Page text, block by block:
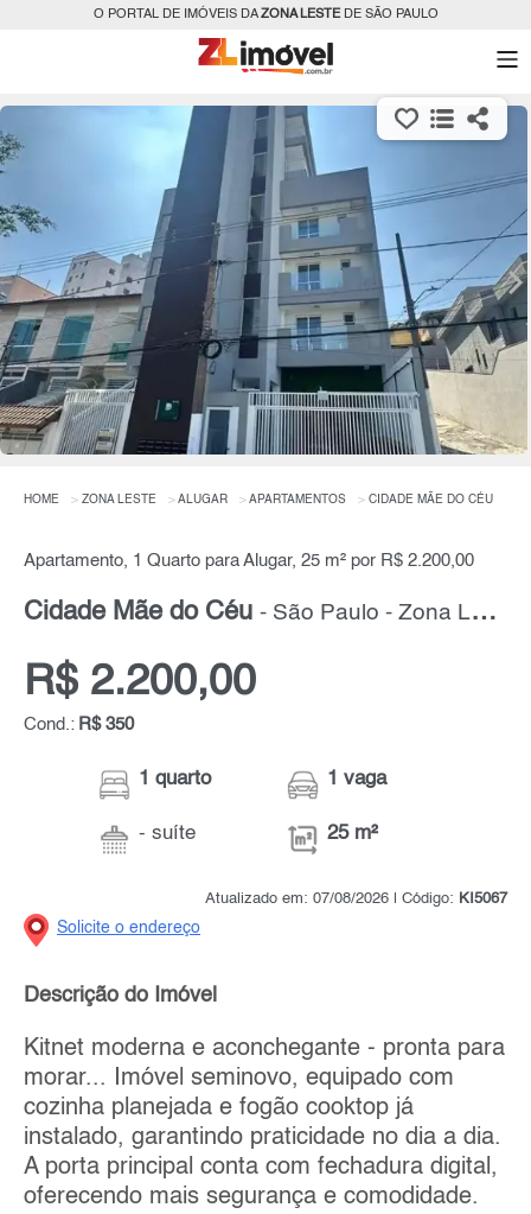
O PORTAL DE IMÓVEIS DAZONA LESTEDE SÃO PAULO
HOME ZONA LESTE ALUGAR APARTAMENTOS CIDADE MÃE DO CÉU
Apartamento, 1 Quarto para Alugar, 25 m² por R$ 2.200,00
Cidade Mãe do Céu - São Paulo - Zona Leste
R$ 2.200,00
Cond.: R$ 350
1 quarto
- suíte
1 vaga
25 m²
Atualizado em: 07/08/2026 | Código: KI5067
Solicite o endereço
Descrição do Imóvel
Kitnet moderna e aconchegante - pronta para
morar... Imóvel seminovo, equipado com
cozinha planejada e fogão cooktop já
instalado, garantindo praticidade no dia a dia.
A porta principal conta com fechadura digital,
oferecendo mais segurança e comodidade.